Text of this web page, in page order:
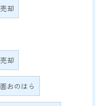
却
却
おのはら